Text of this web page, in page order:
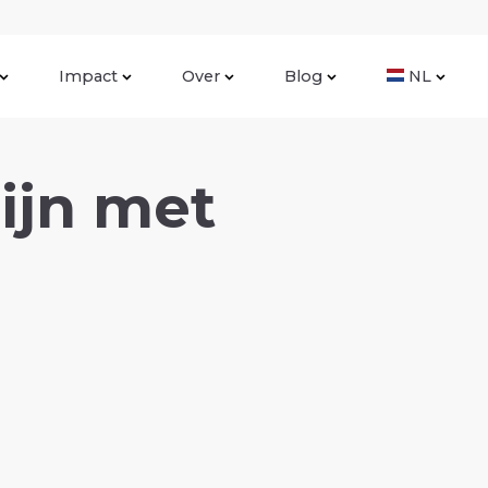
Impact Over Blog NL
met